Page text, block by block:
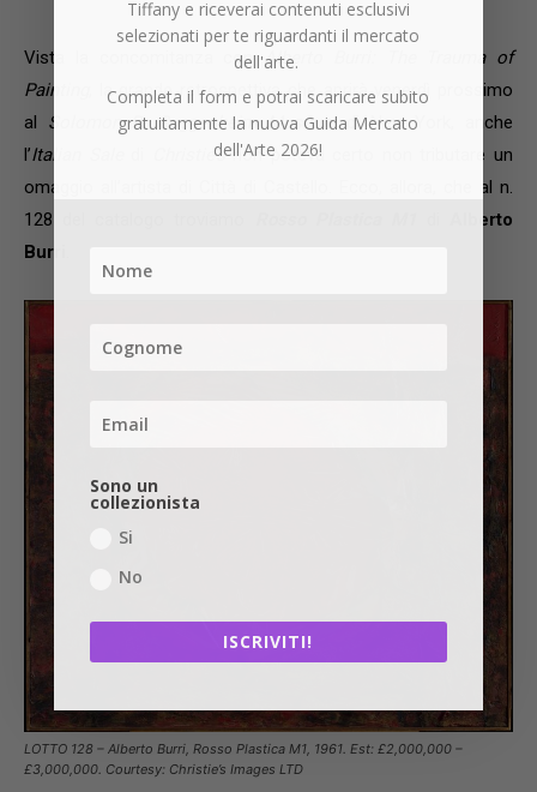
Vista la concomitanza conAlberto Burri: The Trauma of
Painting
, la grande retrospettiva che aprirà venerdì prossimo
al Solomon R. Guggenheim Museumdi New York, anche
l’Italian Sale Christie’snon poteva certo non tributare un
omaggio all’artista di Città di Castello. Ecco, allora, che al n.
128 del catalogo troviamo
Alberto
Burri
LOTTO 128 – Alberto Burri, Rosso Plastica M1, 1961. Est: £2,000,000 –
£3,000,000. Courtesy: Christie’s Images LTD
Tiffany e riceverai contenuti esclusivi
selezionati per te riguardanti il mercato
dell'arte.
Completa il form e potrai scaricare subito
gratuitamente la nuova Guida Mercato
dell'Arte 2026!
Sono un
collezionista
Si
No
ISCRIVITI!